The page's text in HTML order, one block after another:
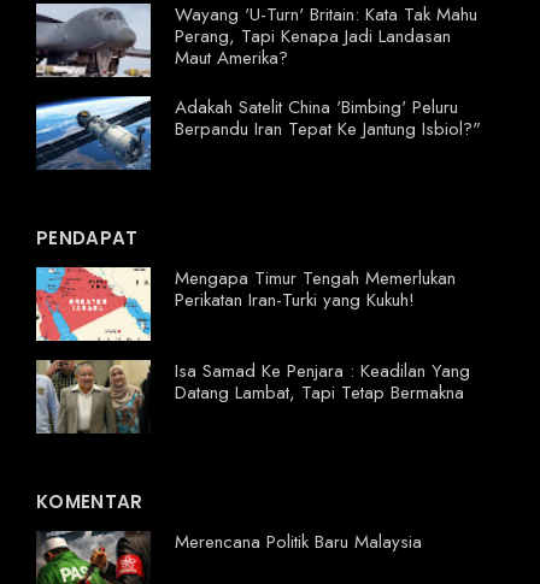
Wayang 'U-Turn' Britain: Kata Tak Mahu
Perang, Tapi Kenapa Jadi Landasan
Maut Amerika?
Adakah Satelit China 'Bimbing' Peluru
Berpandu Iran Tepat Ke Jantung Isbiol?"
PENDAPAT
Mengapa Timur Tengah Memerlukan
Perikatan Iran-Turki yang Kukuh!
Isa Samad Ke Penjara : Keadilan Yang
Datang Lambat, Tapi Tetap Bermakna
KOMENTAR
Merencana Politik Baru Malaysia